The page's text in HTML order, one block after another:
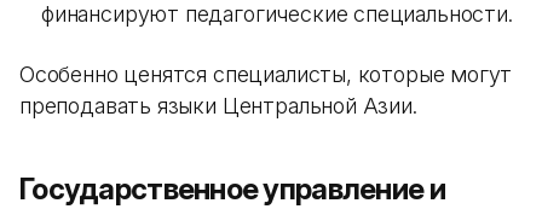
финансируют педагогические специальности.
Особенно ценятся специалисты, которые могут
преподавать языки Центральной Азии.
Государственное управление и